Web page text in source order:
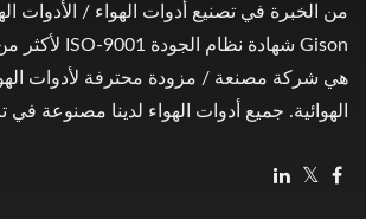
من الخبرة في تصنيع أدوات الهواء / الأدوات
هي شركة مصنعة / مزودة محترفة لأدوات
الهوائية. جميع أدوات الهواء لدينا مصنوعة في